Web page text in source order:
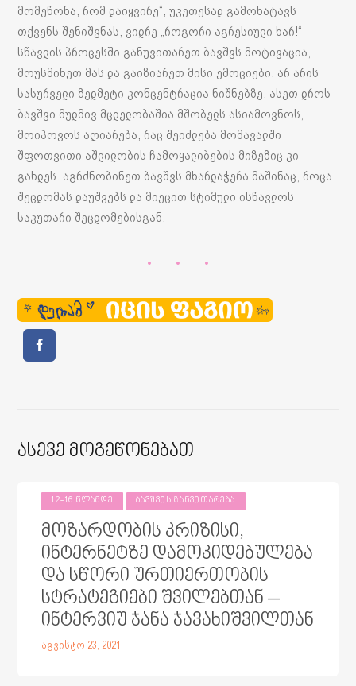
მომეწონა, რომ დაიყვირე“, უკეთესად გამოხატავს
თქვენს შენიშვნას, ვიდრე „როგორი აგრესიული ხარ!“
სწავლის პროცესში განუვითარეთ ბავშვს მოტივაცია,
მოუსმინეთ მას და გაიზიარეთ მისი ემოციები. არ არის
სასურველი ზედმეტი კონცენტრაცია ნიშნებზე. ასეთ დროს
ბავშვი მუდმივ მცდელობაშია მშობელს ასიამოვნოს,
მოიპოვოს აღიარება, რაც შეიძლება მომავალში
შფოთვითი აშლილობის ჩამოყალიბების მიზეზიც კი
გახდეს. აგრძნობინეთ ბავშვს მხარდაჭერა მაშინაც, როცა
შეცდომას დაუშვებს და მიეცით სტიმული ისწავლოს
საკუთარი შეცდომებისგან.
Ასევე Მოგეწონებათ
12-16 ᲬᲚᲐᲛᲓᲔ ᲑᲐᲕᲨᲕᲘᲡ ᲒᲐᲜᲕᲘᲗᲐᲠᲔᲑᲐ
მოზარდობის კრიზისი,
ინტერნეტზე დამოკიდებულება
და სწორი ურთიერთობის
სტრატეგიები შვილებთან –
ინტერვიუ ჯანა ჯავახიშვილთან
აგვისტო 23, 2021